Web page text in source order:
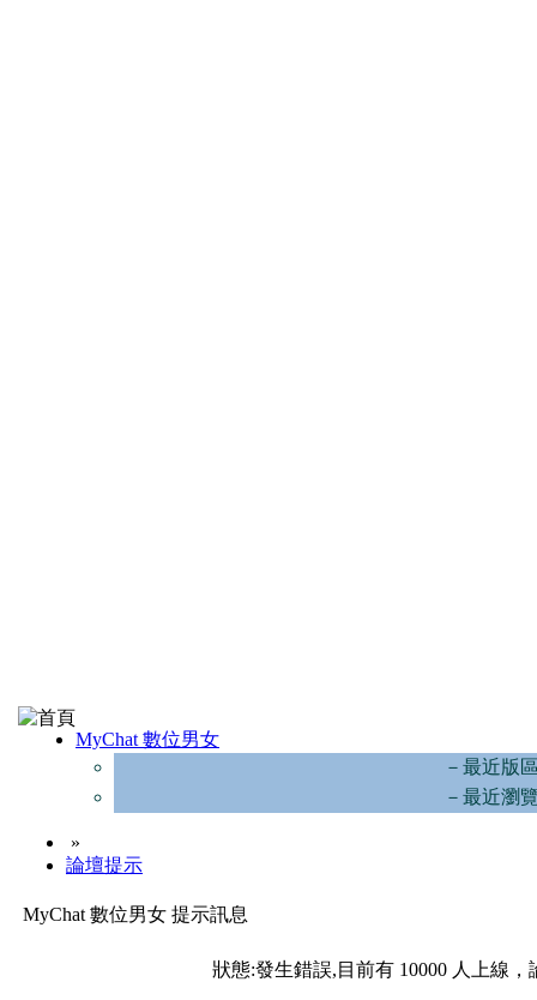
MyChat 數位男女
－最近版
－最近瀏
»
論壇提示
MyChat 數位男女 提示訊息
狀態:發生錯誤,目前有 10000 人上線